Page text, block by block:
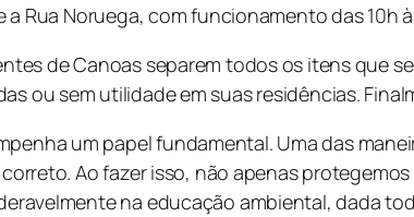
Rua Noruega, com funcionamento das 10h
de Canoas separem todos os itens que
ou sem utilidade em suas residências.
um papel fundamental. Uma das
Ao fazer isso, não apenas
na educação ambiental, dada